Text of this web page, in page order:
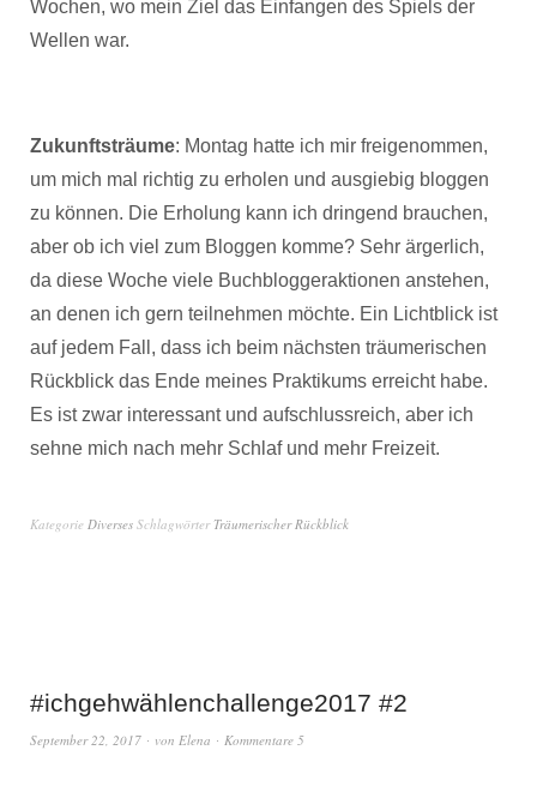
Wochen, wo mein Ziel das Einfangen des Spiels der
Wellen war.
Zukunftsträume: Montag hatte ich mir freigenommen,
um mich mal richtig zu erholen und ausgiebig bloggen
zu können. Die Erholung kann ich dringend brauchen,
aber ob ich viel zum Bloggen komme? Sehr ärgerlich,
da diese Woche viele Buchbloggeraktionen anstehen,
an denen ich gern teilnehmen möchte. Ein Lichtblick ist
auf jedem Fall, dass ich beim nächsten träumerischen
Rückblick das Ende meines Praktikums erreicht habe.
Es ist zwar interessant und aufschlussreich, aber ich
sehne mich nach mehr Schlaf und mehr Freizeit.
Kategorie Diverses Schlagwörter Träumerischer Rückblick
#ichgehwählenchallenge2017 #2
September 22, 2017 von Elena Kommentare 5